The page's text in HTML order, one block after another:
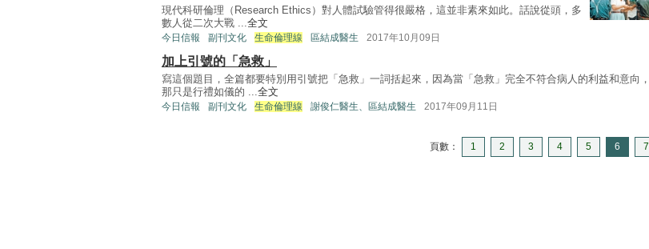
現代科研倫理（Research Ethics）對人體試驗管得很嚴格，這並非素來如此。話說從頭，多
數人從二次大戰 ...全文
今日信報 副刊文化 生命倫理線 區結成醫生 2017年10月09日
加上引號的「急救」
寫這個題目，全篇都要特別用引號把「急救」一詞括起來，因為當「急救」完全不符合病人的利益和意向，
那只是行禮如儀的 ...全文
今日信報 副刊文化 生命倫理線 謝俊仁醫生、區結成醫生 2017年09月11日
頁數： 1 2 3 4 5 6 7